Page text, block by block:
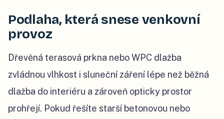
Podlaha, která snese venkovní
provoz
Dřevěná terasová prkna nebo WPC dlažba
zvládnou vlhkost i sluneční záření lépe než běžná
dlažba do interiéru a zároveň opticky prostor
prohřejí. Pokud řešíte starší betonovou nebo